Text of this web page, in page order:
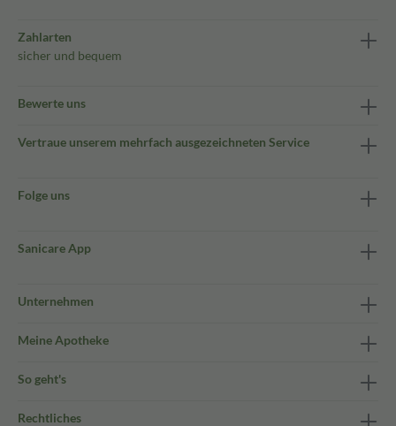
Zahlarten
sicher und bequem
Bewerte uns
Vertraue unserem mehrfach ausgezeichneten Service
Folge uns
Sanicare App
Unternehmen
Meine Apotheke
So geht's
Rechtliches